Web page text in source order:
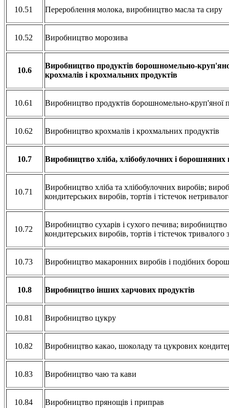
10.51 Перероблення молока, виробництво масла та сиру
10.52 Виробництво морозива
10.6
Виробництво продуктів борошномельно-
крохмалів і крохмальних продуктів
10.61 Виробництво продуктів борошномельно-круп'яної
10.62 Виробництво крохмалів і крохмальних продуктів
10.7 Виробництво хліба, хлібобулочних і борошняних
10.71
Виробництво хліба та хлібобулочних виробів;
кондитерських виробів, тортів і тістечок
10.72
Виробництво сухарів і сухого печива;
кондитерських виробів, тортів і тістечок тривалого
10.73 Виробництво макаронних виробів і подібних
10.8 Виробництво інших харчових продуктів
10.81 Виробництво цукру
10.82 Виробництво какао, шоколаду та цукрових
10.83 Виробництво чаю та кави
10.84 Виробництво прянощів і приправ